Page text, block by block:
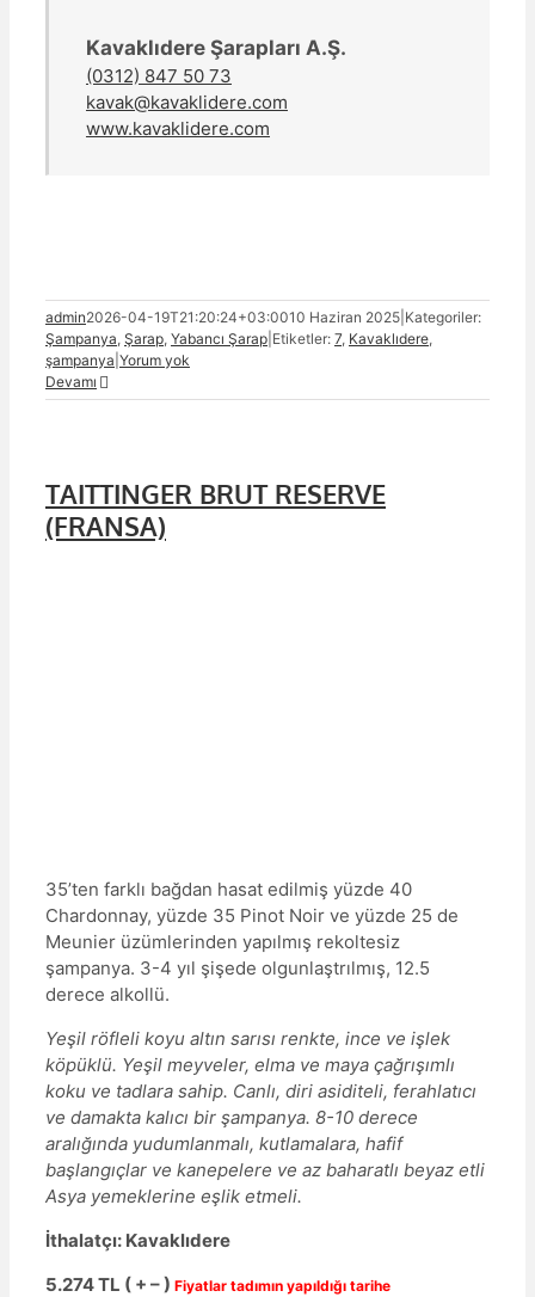
Kavaklıdere Şarapları A.Ş.
(0312) 847 50 73
kavak@kavaklidere.com
www.kavaklidere.com
admin2026-04-19T21:20:24+03:0010 Haziran 2025 Kategoriler:
Şampanya, Şarap, Yabancı Şarap Etiketler: 7, Kavaklıdere,
şampanya Yorum yok
Devamı
TAITTINGER BRUT RESERVE
(FRANSA)
35’ten farklı bağdan hasat edilmiş yüzde 40
Chardonnay, yüzde 35 Pinot Noir ve yüzde 25 de
Meunier üzümlerinden yapılmış rekoltesiz
şampanya. 3-4 yıl şişede olgunlaştrılmış, 12.5
derece alkollü.
Yeşil röfleli koyu altın sarısı renkte, ince ve işlek
köpüklü. Yeşil meyveler, elma ve maya çağrışımlı
koku ve tadlara sahip. Canlı, diri asiditeli, ferahlatıcı
ve damakta kalıcı bir şampanya. 8-10 derece
aralığında yudumlanmalı, kutlamalara, hafif
başlangıçlar ve kanepelere ve az baharatlı beyaz etli
Asya yemeklerine eşlik etmeli.
İthalatçı: Kavaklıdere
5.274 TL ( + – ) Fiyatlar tadımın yapıldığı tarihe